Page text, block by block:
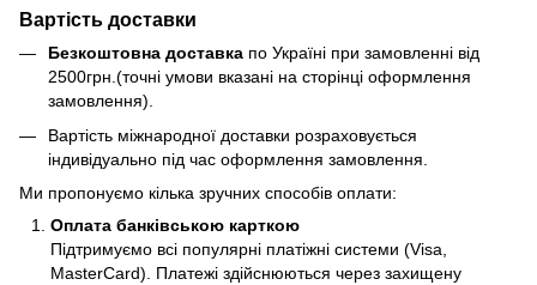
Вартість доставки
Безкоштовна доставка по Україні при замовленні від
2500грн.(точні умови вказані на сторінці оформлення
замовлення).
Вартість міжнародної доставки розраховується
індивідуально під час оформлення замовлення.
Ми пропонуємо кілька зручних способів оплати:
Оплата банківською карткою
Підтримуємо всі популярні платіжні системи (Visa,
MasterCard). Платежі здійснюються через захищену